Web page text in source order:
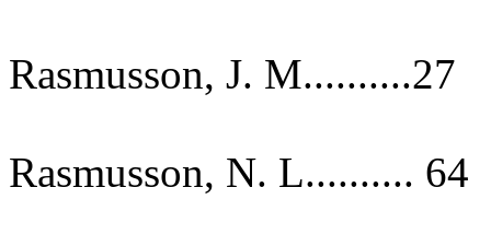
Rasmusson, J. M..........27
Rasmusson, N. L.......... 64